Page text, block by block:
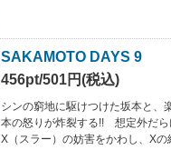
SAKAMOTO DAYS 9
456pt/501円(税込)
シンの窮地に駆けつけた坂本と
本の怒りが炸裂する!! 想定外だ
X（スラー）の妨害をかわし、Xの